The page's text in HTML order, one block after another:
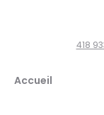
418
Accueil